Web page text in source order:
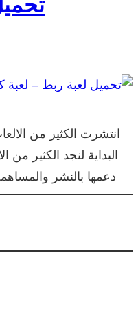
انتشرت الكثير من
البداية لنجد الكثير
دعمها بالنشر